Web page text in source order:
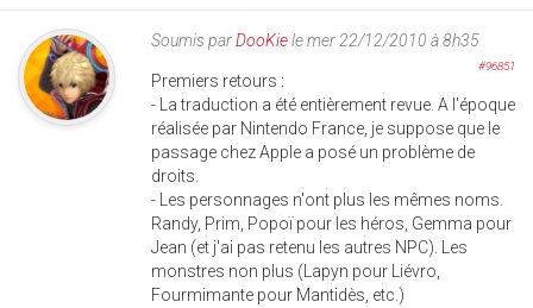
Soumis parDooKiele mer 22/12/2010 à 8h35
#96851
Premiers retours :
- La traduction a été entièrement revue. A l'époque
réalisée par Nintendo France, je suppose que le
passage chez Apple a posé un problème de
droits.
- Les personnages n'ont plus les mêmes noms.
Randy, Prim, Popoï pour les héros, Gemma pour
Jean (et j'ai pas retenu les autres NPC). Les
monstres non plus (Lapyn pour Liévro,
Fourmimante pour Mantidès, etc.)